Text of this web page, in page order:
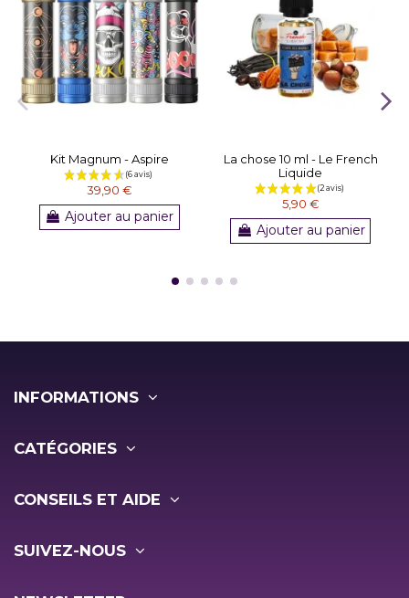
Kit Magnum - Aspire
39,90 €
Ajouter au panier
La chose 10 ml - Le French
Liquide
5,90 €
Ajouter au panier
INFORMATIONS
CATÉGORIES
CONSEILS ET AIDE
SUIVEZ-NOUS